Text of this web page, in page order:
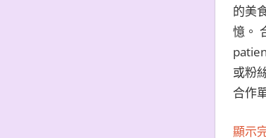
的美
憶。
或粉
合作
顯示